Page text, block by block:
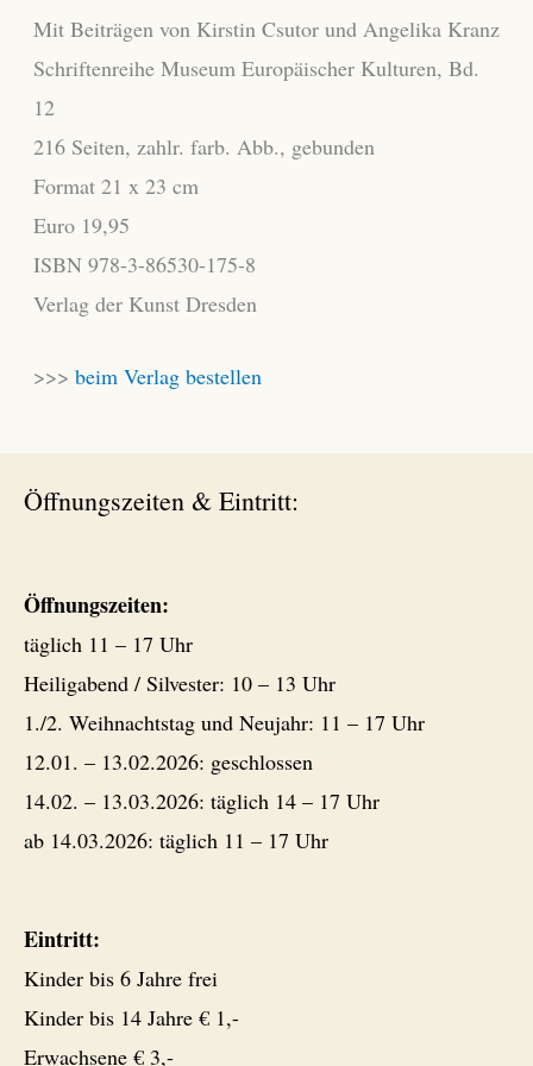
Mit Beiträgen von Kirstin Csutor und Angelika Kranz
Schriftenreihe Museum Europäischer Kulturen, Bd.
12
216 Seiten, zahlr. farb. Abb., gebunden
Format 21 x 23 cm
Euro 19,95
ISBN 978-3-86530-175-8
Verlag der Kunst Dresden
>>> beim Verlag bestellen
Öffnungszeiten & Eintritt:
Öffnungszeiten:
täglich 11 – 17 Uhr
Heiligabend / Silvester: 10 – 13 Uhr
1./2. Weihnachtstag und Neujahr: 11 – 17 Uhr
12.01. – 13.02.2026: geschlossen
14.02. – 13.03.2026: täglich 14 – 17 Uhr
ab 14.03.2026: täglich 11 – 17 Uhr
Eintritt:
Kinder bis 6 Jahre frei
Kinder bis 14 Jahre € 1,-
Erwachsene € 3,-